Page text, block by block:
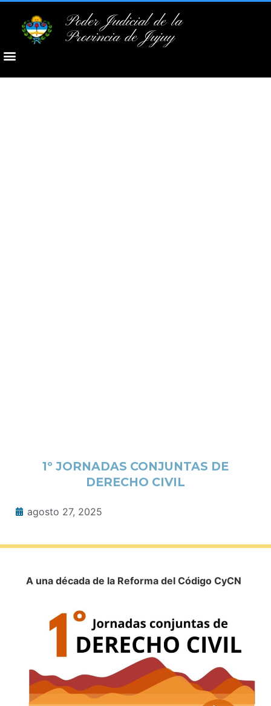
Poder Judicial de la
Provincia de Jujuy
1º JORNADAS CONJUNTAS DE
DERECHO CIVIL
agosto 27, 2025
A una década de la Reforma del Código CyCN